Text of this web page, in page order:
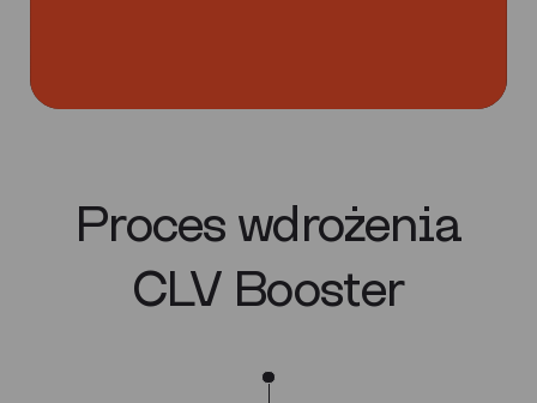
Proces wdrożenia
CLV Booster